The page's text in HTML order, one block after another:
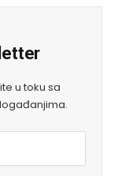
u toku sa